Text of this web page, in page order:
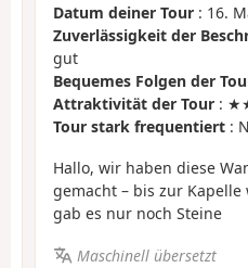
Datum deiner Tour : 16.
Zuverlässigkeit der
gut
Bequemes Folgen der
Attraktivität der Tour :
Tour stark frequentiert :
Hallo, wir haben diese
gemacht – bis zur
gab es nur noch Steine
Maschinell übersetzt